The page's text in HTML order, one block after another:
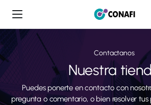
Contactanos
Nuestra
Puedes ponerte en contacto con
pregunta o comentario, o bien resolver